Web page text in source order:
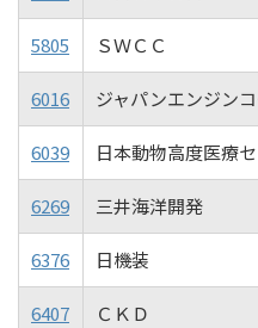
5805 ＳＷＣＣ
6016 ジャパンエンジン
6039 日本動物高度医療
6269 三井海洋開発
6376 日機装
6407 ＣＫＤ